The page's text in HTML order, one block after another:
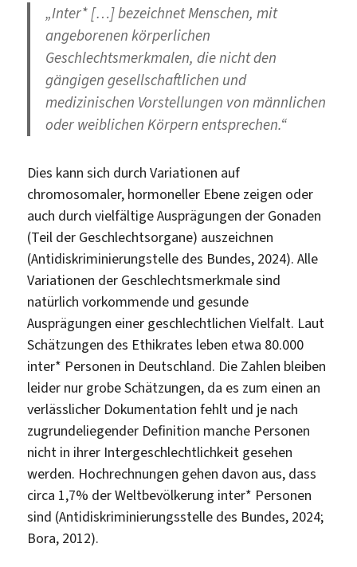
„Inter* […] bezeichnet Menschen, mit
angeborenen körperlichen
Geschlechtsmerkmalen, die nicht den
gängigen gesellschaftlichen und
medizinischen Vorstellungen von männlichen
oder weiblichen Körpern entsprechen.“
Dies kann sich durch Variationen auf
chromosomaler, hormoneller Ebene zeigen oder
auch durch vielfältige Ausprägungen der Gonaden
(Teil der Geschlechtsorgane) auszeichnen
(Antidiskriminierungstelle des Bundes, 2024). Alle
Variationen der Geschlechtsmerkmale sind
natürlich vorkommende und gesunde
Ausprägungen einer geschlechtlichen Vielfalt. Laut
Schätzungen des Ethikrates leben etwa 80.000
inter* Personen in Deutschland. Die Zahlen bleiben
leider nur grobe Schätzungen, da es zum einen an
verlässlicher Dokumentation fehlt und je nach
zugrundeliegender Definition manche Personen
nicht in ihrer Intergeschlechtlichkeit gesehen
werden. Hochrechnungen gehen davon aus, dass
circa 1,7% der Weltbevölkerung inter* Personen
sind (Antidiskriminierungsstelle des Bundes, 2024;
Bora, 2012).